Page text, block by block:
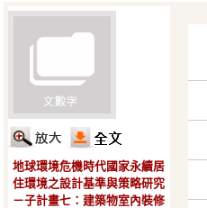
地球環境危機時代國家永續居
住環境之設計基準與策略研究
－子計畫七：建築物室內裝修